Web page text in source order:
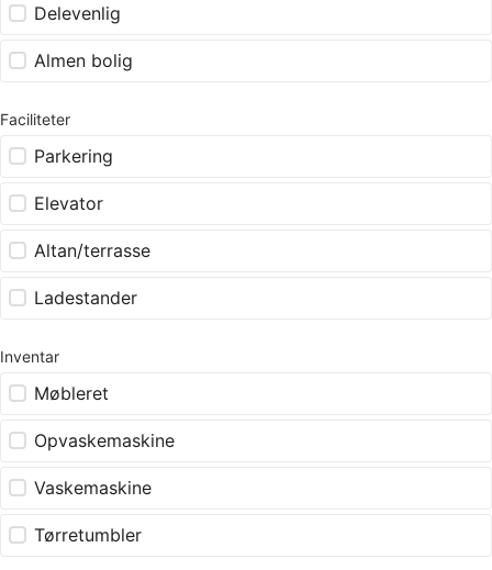
Delevenlig
Almen bolig
Faciliteter
Parkering
Elevator
Altan/terrasse
Ladestander
Inventar
Møbleret
Opvaskemaskine
Vaskemaskine
Tørretumbler